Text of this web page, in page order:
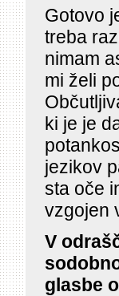
Gotovo
treba
nimam
mi želi
ki je je
jezikov
sta oče
vzgojen
V
glasbe